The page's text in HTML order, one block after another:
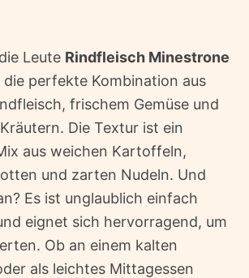
Leute Rindfleisch Minestrone
die perfekte Kombination aus
frischem Gemüse und
Die Textur ist ein
aus weichen Kartoffeln,
und zarten Nudeln. Und
Es ist unglaublich einfach
eignet sich hervorragend, um
Ob an einem kalten
als leichtes Mittagessen 